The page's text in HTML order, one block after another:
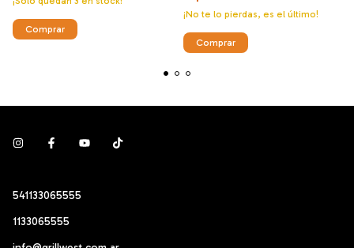
¡No te lo pierdas, es el último!
541133065555
1133065555